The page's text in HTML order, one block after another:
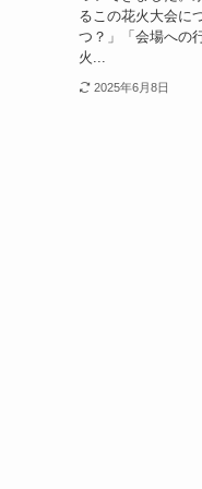
るこの花火大会に
つ？」「会場への
火...
2025年6月8日